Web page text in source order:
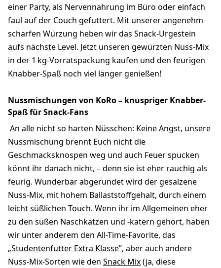
einer Party, als Nervennahrung im Büro oder einfach
faul auf der Couch gefuttert. Mit unserer angenehm
scharfen Würzung heben wir das Snack-Urgestein
aufs nächste Level. Jetzt unseren gewürzten Nuss-Mix
in der 1 kg-Vorratspackung kaufen und den feurigen
Knabber-Spaß noch viel länger genießen!
Nussmischungen von KoRo – knuspriger Knabber-
Spaß für Snack-Fans
An alle nicht so harten Nüsschen: Keine Angst, unsere
Nussmischung brennt Euch nicht die
Geschmacksknospen weg und auch Feuer spucken
könnt ihr danach nicht, – denn sie ist eher rauchig als
feurig. Wunderbar abgerundet wird der gesalzene
Nuss-Mix, mit hohem Ballaststoffgehalt, durch einem
leicht süßlichen Touch. Wenn ihr im Allgemeinen eher
zu den süßen Naschkatzen und -katern gehört, haben
wir unter anderem den All-Time-Favorite, das
„Studentenfutter Extra Klasse”, aber auch andere
Nuss-Mix-Sorten wie den Snack Mix(ja, diese